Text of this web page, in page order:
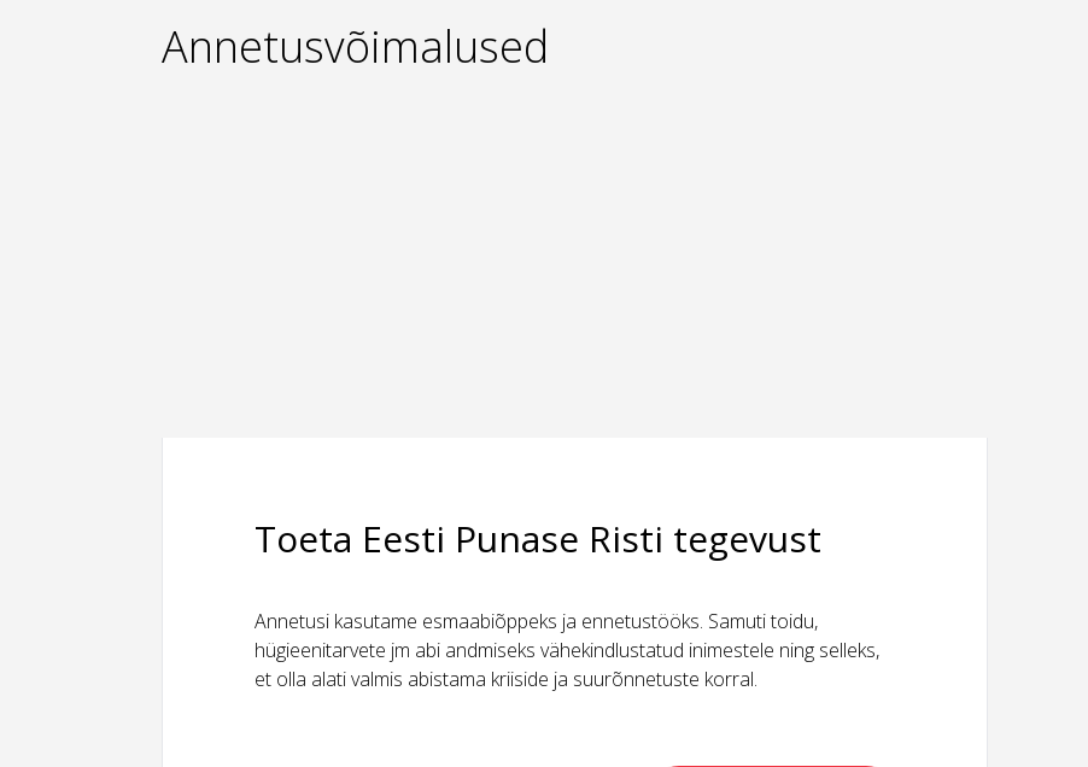
Annetusvõimalused
Toeta Eesti Punase Risti tegevust
Annetusi kasutame esmaabiõppeks ja ennetustööks. Samuti toidu,
hügieenitarvete jm abi andmiseks vähekindlustatud inimestele ning selleks,
et olla alati valmis abistama kriiside ja suurõnnetuste korral.